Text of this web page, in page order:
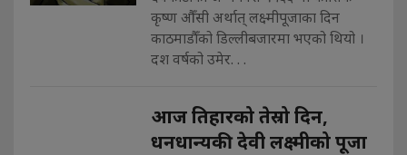
कृष्ण औँसी अर्थात् लक्ष्मीपूजाका दिन
काठमाडौँको डिल्लीबजारमा भएको थियो ।
दश वर्षको उमेर. . .
आज तिहारको तेस्रो दिन,
धनधान्यकी देवी लक्ष्मीको पूजा